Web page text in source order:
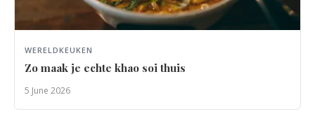
WERELDKEUKEN
Zo maak je echte khao soi thuis
5 June 2026